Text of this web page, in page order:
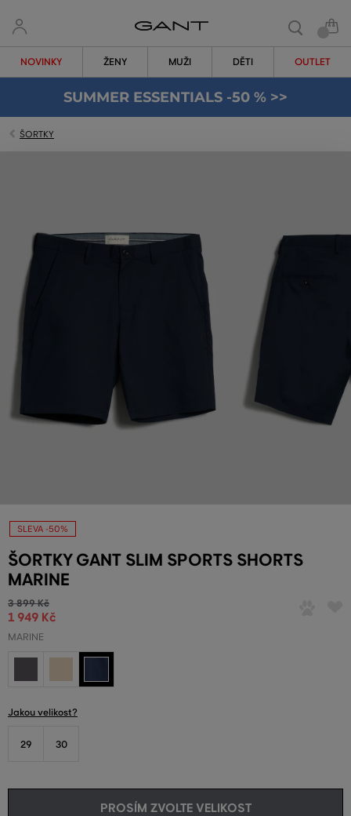
NOVINKY ŽENY MUŽI DĚTI OUTLET
SUMMER ESSENTIALS -50 % >>
ŠORTKY
SLEVA -50%
ŠORTKY GANT SLIM SPORTS SHORTS
MARINE
3 899 Kč
1 949 Kč
MARINE
Jakou velikost?
29 30
PROSÍM ZVOLTE VELIKOST